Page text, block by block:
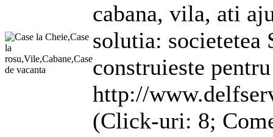
cabana, vila, ati
solutia:
construieste
http://
(Click-uri: 8;